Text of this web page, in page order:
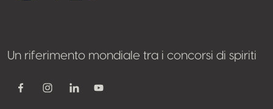
Un riferimento mondiale tra i concorsi di spiriti
FacebookInstagramLinkedinYoutube